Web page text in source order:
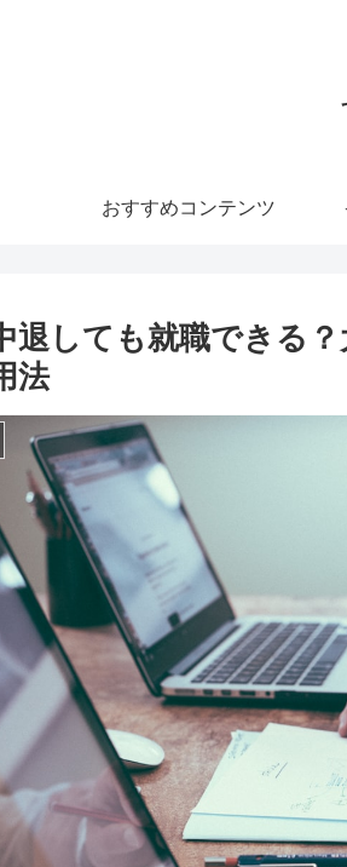
おすすめコンテンツ
退しても就職できる
法